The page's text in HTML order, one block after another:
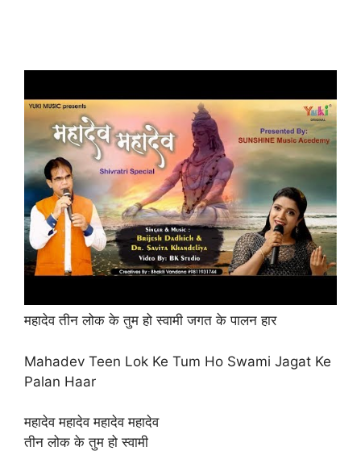
महादेव तीन लोक के तुम हो स्वामी जगत के पालन हार
Mahadev Teen Lok Ke Tum Ho Swami Jagat Ke
Palan Haar
महादेव महादेव महादेव महादेव
तीन लोक के तुम हो स्वामी